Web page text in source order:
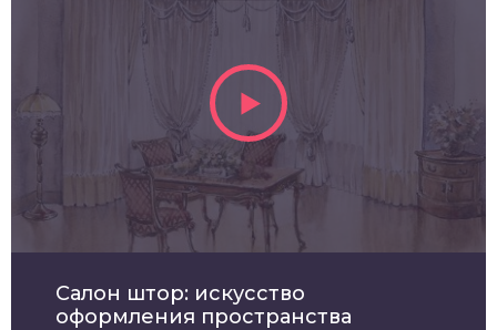
Салон штор: искусство
оформления пространства